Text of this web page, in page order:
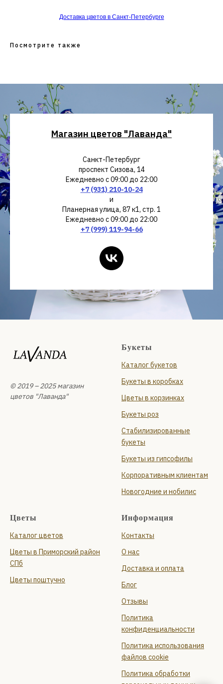
Доставка цветов в Санкт-Петербурге
Посмотрите также
Магазин цветов "Лаванда"
Санкт-Петербург
проспект Сизова, 14
Ежедневно с 09:00 до 22:00
+7 (931) 210-10-24
и
Планерная улица, 87 к1, стр. 1
Ежедневно с 09:00 до 22:00
+7 (999) 119-94-66
© 2019 – 2025 магазин
цветов "Лаванда"
Букеты
Каталог букетов
Букеты в коробках
Цветы в корзинках
Букеты роз
Стабилизированные
букеты
Букеты из гипсофилы
Корпоративным клиентам
Новогодние и нобилис
Цветы
Каталог цветов
Цветы в Приморский район
СПб
Цветы поштучно
Информация
Контакты
О нас
Доставка и оплата
Блог
Отзывы
Политика
конфиденциальности
Политика использования
файлов cookie
Политика обработки